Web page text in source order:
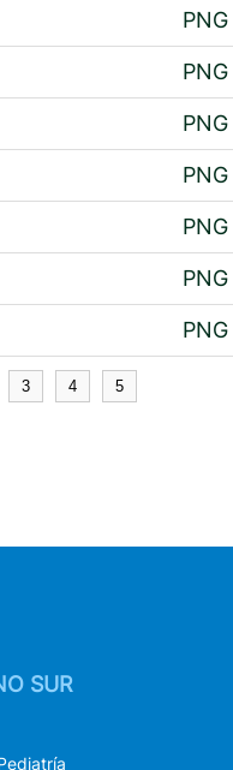
PNG
PNG
PNG
PNG
PNG
PNG
PNG
3 4 5
SUR